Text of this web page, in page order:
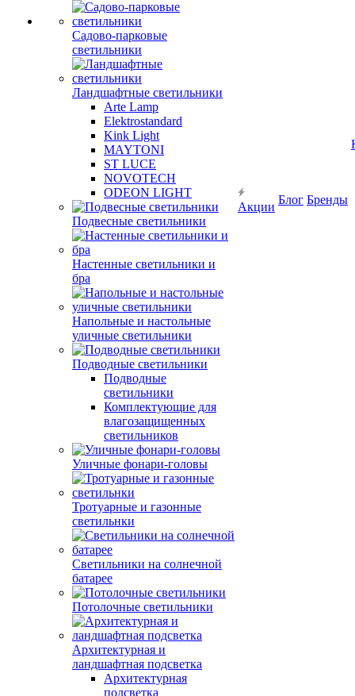
Садово-парковые
светильники
Ландшафтные светильники
Arte Lamp
Elektrostandard
Kink Light
MAYTONI
ST LUCE
NOVOTECH
ODEON LIGHT
Подвесные светильники
Настенные светильники и
бра
Напольные и настольные
уличные светильники
Подводные светильники
Подводные
светильники
Комплектующие для
влагозащищенных
светильников
Уличные фонари-головы
Тротуарные и газонные
светильнки
Светильники на солнечной
батарее
Потолочные светильники
Архитектурная и
ландшафтная подсветка
Архитектурная
подсветка
Акции
Блог Бренды